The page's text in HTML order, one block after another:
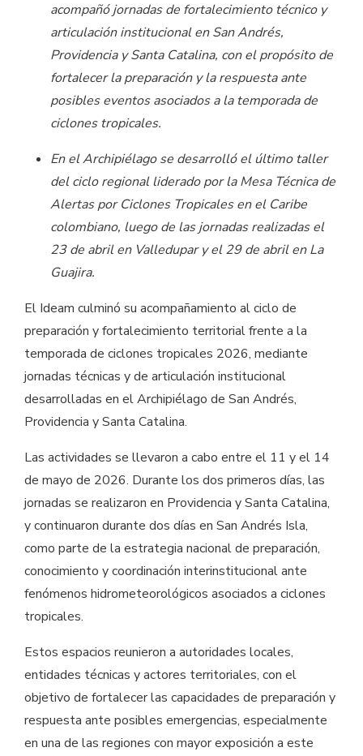
acompañó jornadas de fortalecimiento técnico y
articulación institucional en San Andrés,
Providencia y Santa Catalina, con el propósito de
fortalecer la preparación y la respuesta ante
posibles eventos asociados a la temporada de
ciclones tropicales.
En el Archipiélago se desarrolló el último taller
del ciclo regional liderado por la Mesa Técnica de
Alertas por Ciclones Tropicales en el Caribe
colombiano, luego de las jornadas realizadas el
23 de abril en Valledupar y el 29 de abril en La
Guajira.
El Ideam culminó su acompañamiento al ciclo de
preparación y fortalecimiento territorial frente a la
temporada de ciclones tropicales 2026, mediante
jornadas técnicas y de articulación institucional
desarrolladas en el Archipiélago de San Andrés,
Providencia y Santa Catalina.
Las actividades se llevaron a cabo entre el 11 y el 14
de mayo de 2026. Durante los dos primeros días, las
jornadas se realizaron en Providencia y Santa Catalina,
y continuaron durante dos días en San Andrés Isla,
como parte de la estrategia nacional de preparación,
conocimiento y coordinación interinstitucional ante
fenómenos hidrometeorológicos asociados a ciclones
tropicales.
Estos espacios reunieron a autoridades locales,
entidades técnicas y actores territoriales, con el
objetivo de fortalecer las capacidades de preparación y
respuesta ante posibles emergencias, especialmente
en una de las regiones con mayor exposición a este